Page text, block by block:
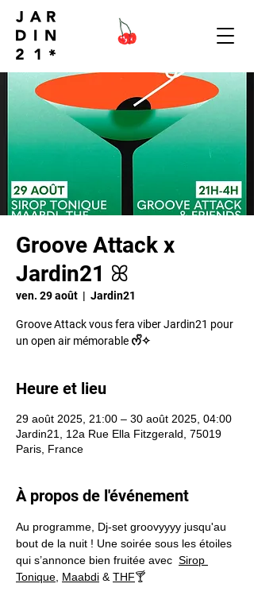
Groove Attack x
Jardin21 ꕤ
ven. 29 août
  |
Jardin21
Groove Attack vous fera viber Jardin21 pour
un open air mémorable ᰔᩚ✧
Heure et lieu
29 août 2025, 21:00 – 30 août 2025, 04:00
Jardin21, 12a Rue Ella Fitzgerald, 75019
Paris, France
À propos de l'événement
Au programme, Dj-set groovyyyy jusqu'au
bout de la nuit ! Une soirée sous les étoiles
qui s’annonce bien fruitée avec Sirop
Tonique Maabdi & THF🍸